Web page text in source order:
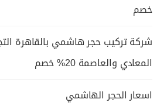
خصم
شركة تركيب حجر هاشمي بالقاهرة
المعادي والعاصمة 20% خصم
اسعار الحجر الهاشمي